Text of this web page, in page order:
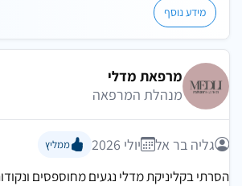
מידע נוסף
מרפאת מדלי
מנהלת המרפאה
גליה בר אל יולי 2026 ממליץ
הסרתי בקליניקת מדלי נגעים מחוספסים